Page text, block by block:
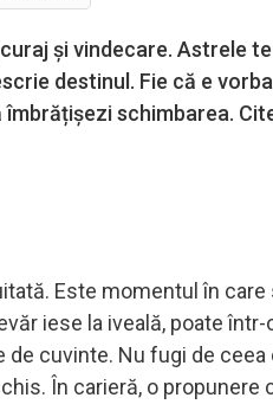
și vindecare. Astrele
destinul. Fie că e
schimbarea.
Este momentul în
iese la iveală, poate
cuvinte. Nu fugi de
În carieră, o propunere